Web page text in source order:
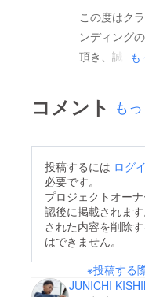
したら幸い
ンディング
もさせても
た。このま
を突破し、
グを成功に
ります。引
さまのご支援
や口コミ等で
拡散などのご
うぞよろしく
たします。
この度はク
ンディング
頂き、誠に
で公開から
間で達成率
月28日14:00
日にご支援者
率が上がって
伴い、生徒ひ
けてのモチ
も上がって
も
コメント も
投稿するには ログ
必要です。
プロジェクトオー
認後に掲載されま
された内容を削除
はできません。
※投稿する
JUNICHI